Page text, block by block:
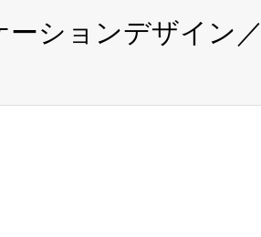
ーションデザイン／